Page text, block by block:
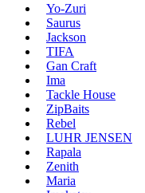
Yo-Zuri
Saurus
Jackson
TIFA
Gan Craft
Ima
Tackle House
ZipBaits
Rebel
LUHR JENSEN
Rapala
Zenith
Maria